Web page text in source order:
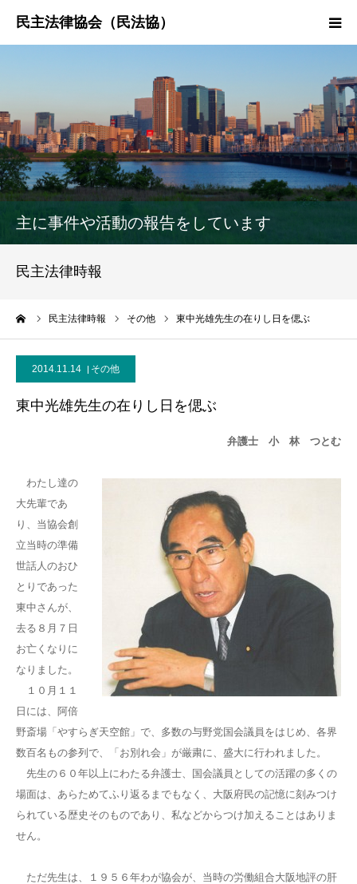
主に事件や活動の報告をしています
民主法律時報
民主法律時報 その他 東中光雄先生の在りし日を偲ぶ
2014.11.14 その他
東中光雄先生の在りし日を偲ぶ
弁護士 小 林 つとむ
わたし達の
大先輩であ
り、当協会創
立当時の準備
世話人のおひ
とりであった
東中さんが、
去る８月７日
お亡くなりに
なりました。
１０月１１
日には、阿倍
野斎場「やすらぎ天空館」で、多数の与野党国会議員をはじめ、各界
数百名もの参列で、「お別れ会」が厳粛に、盛大に行われました。
先生の６０年以上にわたる弁護士、国会議員としての活躍の多くの
場面は、あらためてふり返るまでもなく、大阪府民の記憶に刻みつけ
られている歴史そのものであり、私などからつけ加えることはありま
せん。
ただ先生は、１９５６年わが協会が、当時の労働組合大阪地評の肝
民法協とは
民主法律時報
決議・声明・意見書